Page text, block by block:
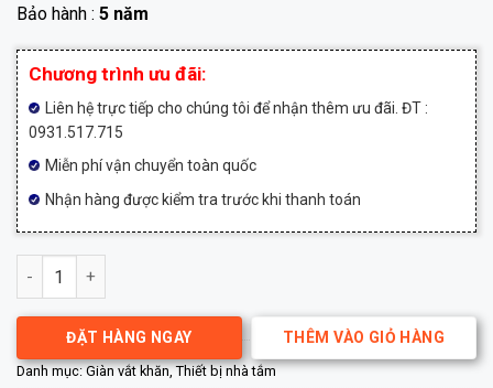
Bảo hành : 5 năm
Chương trình ưu đãi:
Liên hệ trực tiếp cho chúng tôi để nhận thêm ưu đãi. ĐT :
0931.517.715
Miễn phí vận chuyển toàn quốc
Nhận hàng được kiểm tra trước khi thanh toán
Giàn vắt khăn cao cấp Gappo G3824 số lượng
THÊM VÀO GIỎ HÀNG
ĐẶT HÀNG NGAY
Danh mục:Giàn vắt khăn,Thiết bị nhà tắm